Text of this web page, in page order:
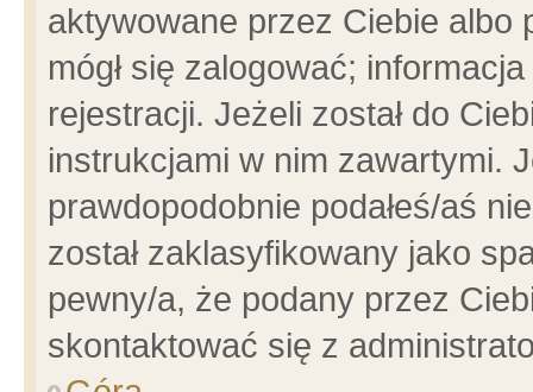
aktywowane przez Ciebie albo
mógł się zalogować;
rejestracji. Jeżeli został do
instrukcjami w nim zawartymi.
prawdopodobnie podałeś/aś
został zaklasyfikowany jako
pewny/a, że podany przez
skontaktować się z